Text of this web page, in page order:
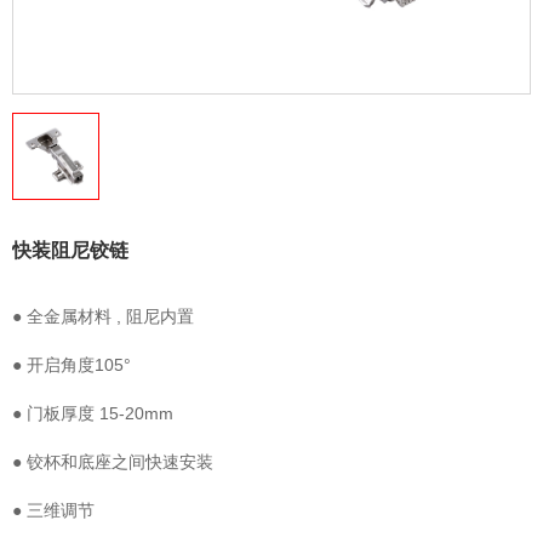
快装阻尼铰链
● 全金属材料 , 阻尼内置
● 开启角度105°
● 门板厚度 15-20mm
● 铰杯和底座之间快速安装
● 三维调节